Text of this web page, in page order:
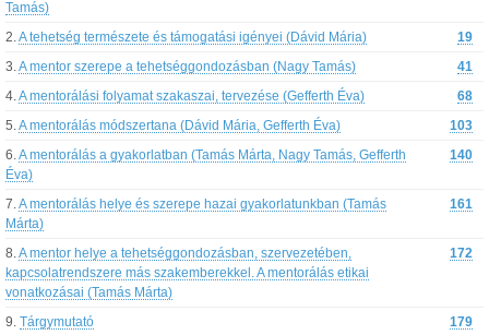
Tamás)
2. A tehetség természete és támogatási igényei (Dávid Mária) 19
3. A mentor szerepe a tehetséggondozásban (Nagy Tamás) 41
4. A mentorálási folyamat szakaszai, tervezése (Gefferth Éva) 68
5. A mentorálás módszertana (Dávid Mária, Gefferth Éva) 103
6. A mentorálás a gyakorlatban (Tamás Márta, Nagy Tamás, Gefferth
Éva)
140
7. A mentorálás helye és szerepe hazai gyakorlatunkban (Tamás
Márta)
161
8. A mentor helye a tehetséggondozásban, szervezetében,
kapcsolatrendszere más szakemberekkel. A mentorálás etikai
vonatkozásai (Tamás Márta)
172
9. Tárgymutató 179